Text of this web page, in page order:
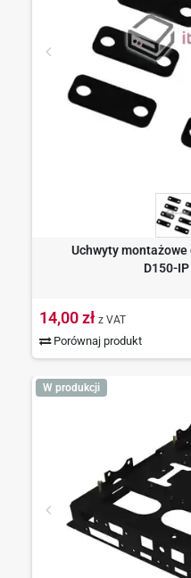
Uchwyty
D150-
14,00 zł z VAT
Porównaj produkt
W produkcji